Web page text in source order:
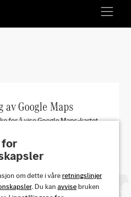
Google Maps
for å vise Google Maps-kartet
som IP-adressen
du bruker kartet. Vi
ditt i en informasjonskapsel
helst trekke tilbake samtykket
ved å klikke på «i»-ikonet
om dette i våre retningslinjer
. Du kan avvise bruken